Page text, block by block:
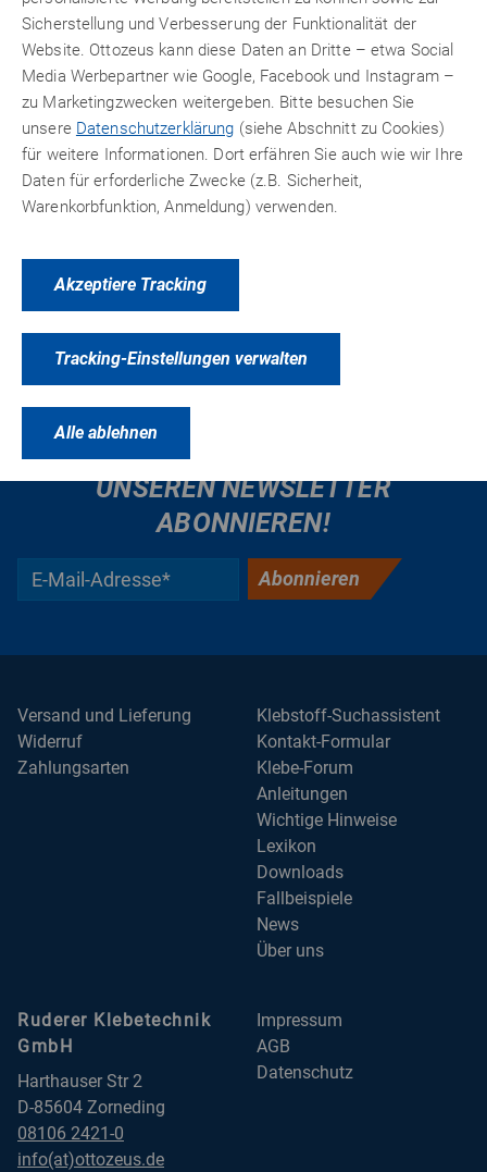
Im Menü Zahlungsarten finden Sie eine Tabelle in der angezeigt
wird, welche Zahlungsarten in welchem Land möglich sind.
Sollten Sie spezielle Versandwünsche haben, Ihr gewünschtes
Zustellungsland nicht in der Liste finden können, oder wenn es mal
schnell gehen muss, dann melden Sie sich bei uns. Sie erreichen
uns unterinfo(at)ottozeus.deoder telefonisch unter: 08106 2421-
0
KEINE NEWS MEHR VERPASSEN &
UNSEREN NEWSLETTER
ABONNIEREN!
Abonnieren
Klebstoff-Suchassistent
Kontakt-Formular
Klebe-Forum
Anleitungen
Wichtige Hinweise
Lexikon
Downloads
Fallbeispiele
News
Über uns
Versand und Lieferung
Widerruf
Zahlungsarten
Ruderer Klebetechnik
GmbH
Harthauser Str 2
D-85604 Zorneding
08106 2421-0
info(at)ottozeus.de
Impressum
AGB
Datenschutz
Sicherstellung und Verbesserung der Funktionalität der
Website. Ottozeus kann diese Daten an Dritte – etwa Social
Media Werbepartner wie Google, Facebook und Instagram –
zu Marketingzwecken weitergeben. Bitte besuchen Sie
unsere Datenschutzerklärung (siehe Abschnitt zu Cookies)
für weitere Informationen. Dort erfähren Sie auch wie wir Ihre
Daten für erforderliche Zwecke (z.B. Sicherheit,
Warenkorbfunktion, Anmeldung) verwenden.
Akzeptiere Tracking
Tracking-Einstellungen verwalten
Alle ablehnen